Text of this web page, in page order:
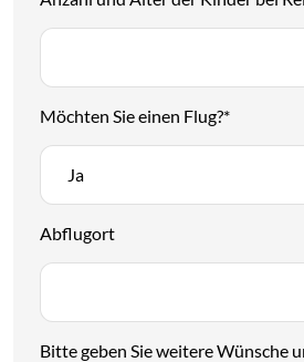
Möchten Sie einen Flug?*
Ja
Abflugort
Bitte geben Sie weitere Wünsche